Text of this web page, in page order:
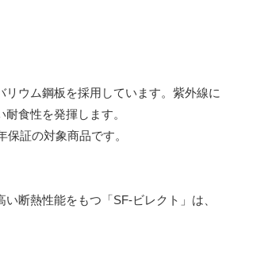
ウム鋼板を採用しています。紫外線に
食性を発揮します。
証の対象商品です。
断熱性能をもつ「SF-ビレクト」は、